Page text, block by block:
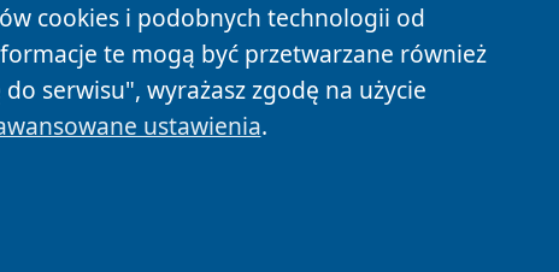
cookies i podobnych technologii od
te mogą być przetwarzane również
serwisu", wyrażasz zgodę na użycie
ustawienia.